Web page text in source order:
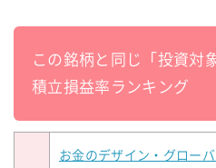
この銘柄と同じ「投資対
積立損益率ランキング
お金のデザイン・グロー